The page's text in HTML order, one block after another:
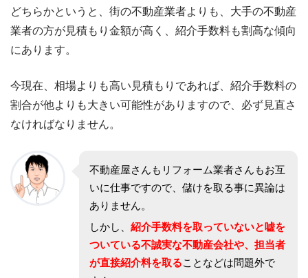
どちらかというと、街の不動産業者よりも、大手の不動産
業者の方が見積もり金額が高く、紹介手数料も割高な傾向
にあります。
今現在、相場よりも高い見積もりであれば、紹介手数料の
割合が他よりも大きい可能性がありますので、必ず見直さ
なければなりません。
不動産屋さんもリフォーム業者さんもお互
いに仕事ですので、儲けを取る事に異論は
ありません。
しかし、 紹介手数料を取っていないと嘘を
ついている不誠実な不動産会社や、担当者
が直接紹介料を取ることなどは問題外で